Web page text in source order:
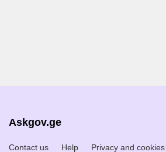
Askgov.ge
Contact us Help Privacy and cookies